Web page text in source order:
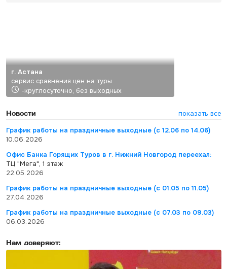
г. Астана
сервис сравнения цен на туры
-круглосуточно, без выходных
Новости
показать все
График работы на праздничные выходные (с 12.06 по 14.06)
10.06.2026
Офис Банка Горящих Туров в г. Нижний Новгород переехал:
ТЦ "Мега", 1 этаж
22.05.2026
График работы на праздничные выходные (с 01.05 по 11.05)
27.04.2026
График работы на праздничные выходные (с 07.03 по 09.03)
06.03.2026
Нам доверяют: